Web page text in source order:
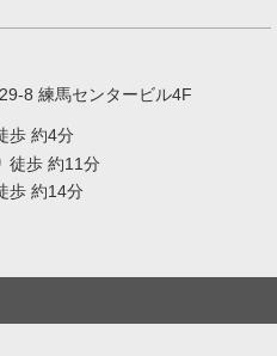
8 練馬センタービル4F
歩 約4分
徒歩 約11分
歩 約14分